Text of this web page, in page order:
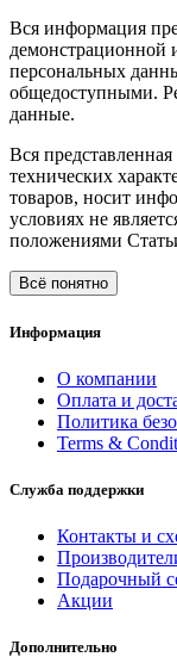
Вся информация
демонстрационной
персональных
общедоступными.
данные.
Вся
технических
товаров, носит
условиях не
положениями
Всё понятно
Информация
О компании
Оплата и
Политика
Terms &
Служба поддержки
Контакты и
Подарочный
Акции
Дополнительно